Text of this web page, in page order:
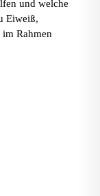
und welche
Eiweiß,
Rahmen